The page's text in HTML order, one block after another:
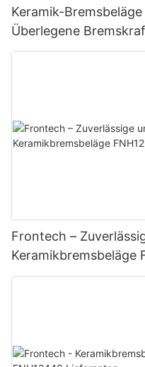
Keramik-
Überlegene
Frontech –
Keramikbremsbeläge